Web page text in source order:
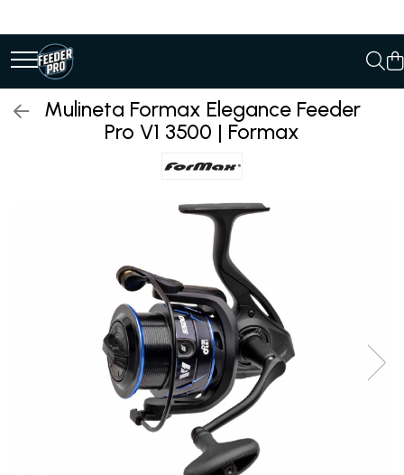
Mulineta Formax Elegance Feeder
Pro V1 3500 | Formax